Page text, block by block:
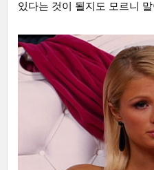
있다는 것이 될지도 모르니